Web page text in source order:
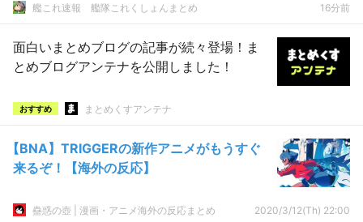
艦これ速報 艦隊これくしょんまとめ 16分前
面白いまとめブログの記事が続々登場！ま
とめブログアンテナを公開しました！
おすすめ まとめくすアンテナ
【BNA】TRIGGERの新作アニメがもうすぐ
来るぞ！【海外の反応】
蠱惑の壺 | 漫画・アニメ海外の反応まとめ 2020/3/12(Th) 22:00